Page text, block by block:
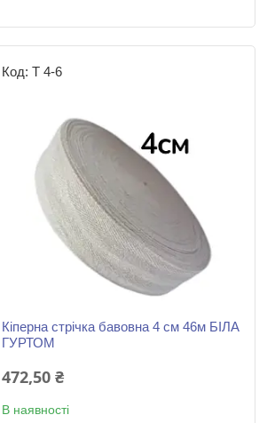
Т 4-6
Кіперна стрічка бавовна 4 см 46м БІЛА
ГУРТОМ
472,50 ₴
В наявності